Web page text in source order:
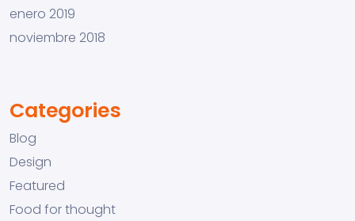
enero 2019
noviembre 2018
Categories
Blog
Design
Featured
Food for thought